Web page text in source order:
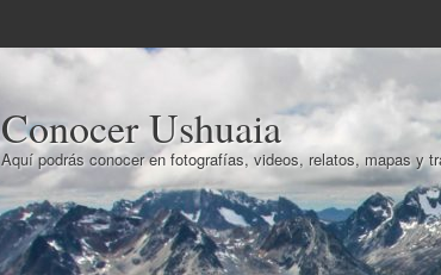
Conocer Ushuaia
Aquí podrás conocer en fotografías, videos, relatos, mapas y